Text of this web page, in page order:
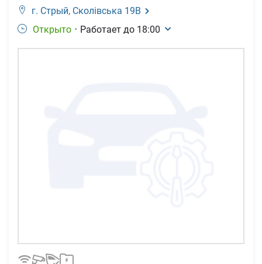
г. Стрый, Сколівська 19В
Открыто • Работает до 18:00